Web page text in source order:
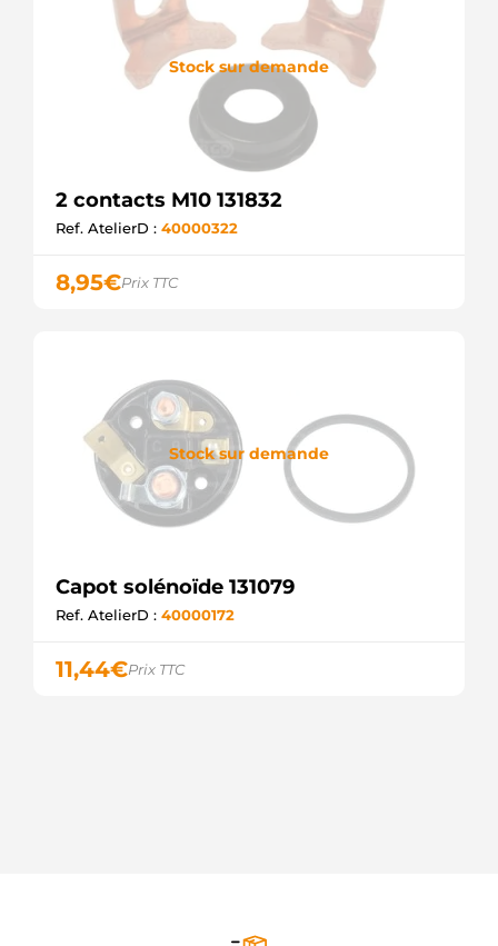
Stock sur demande
2 contacts M10 131832
Ref. AtelierD : 40000322
8,95€Prix TTC
Stock sur demande
Capot solénoïde 131079
Ref. AtelierD : 40000172
11,44€Prix TTC